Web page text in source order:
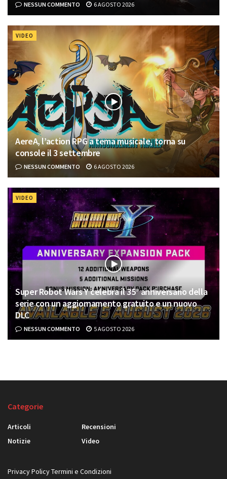
NESSUN COMMENTO 6 AGOSTO 2026
VIDEO
AereA, l’action RPG a tema musicale, torna su
console il 3 settembre
NESSUN COMMENTO 6 AGOSTO 2026
VIDEO
Super Robot Wars Y celebra il 35° anniversario della
serie con un aggiornamento gratuito e un nuovo
DLC
NESSUN COMMENTO 5 AGOSTO 2026
Categorie
Articoli
Notizie
Recensioni
Video
Privacy PolicyTermini e Condizioni